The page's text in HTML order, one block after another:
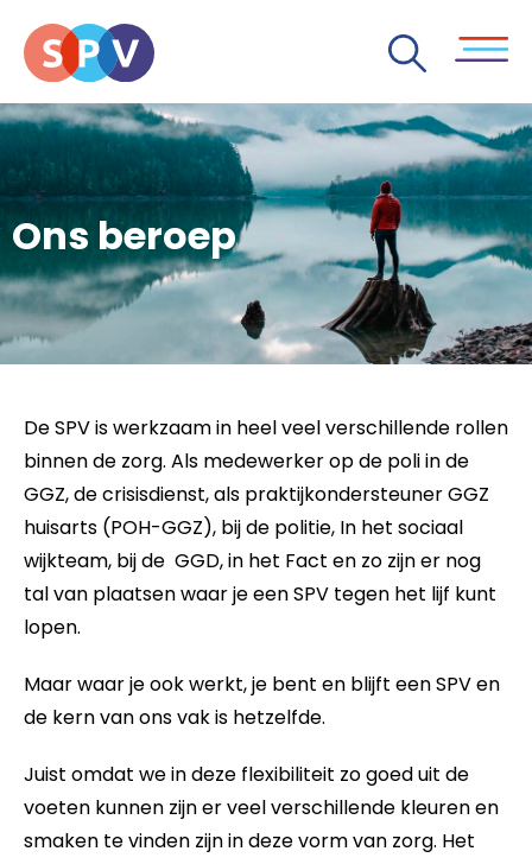
Ons beroep
De SPV is werkzaam in heel veel verschillende rollen
binnen de zorg. Als medewerker op de poli in de
GGZ, de crisisdienst, als praktijkondersteuner GGZ
huisarts (POH-GGZ), bij de politie, In het sociaal
wijkteam, bij de GGD, in het Fact en zo zijn er nog
tal van plaatsen waar je een SPV tegen het lijf kunt
lopen.
Maar waar je ook werkt, je bent en blijft een SPV en
de kern van ons vak is hetzelfde.
Juist omdat we in deze flexibiliteit zo goed uit de
voeten kunnen zijn er veel verschillende kleuren en
smaken te vinden zijn in deze vorm van zorg. Het